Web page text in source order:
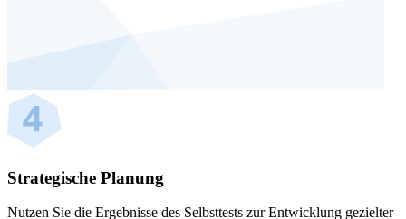
Strategische Planung
Nutzen Sie die Ergebnisse des Selbsttests zur Entwicklung gezielter